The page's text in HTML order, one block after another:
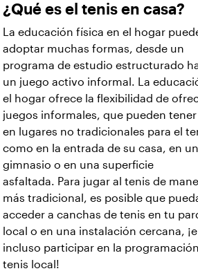
¿Qué es el tenis en casa?
La educación física en el hogar
adoptar muchas formas, desde un
programa de estudio estructurado
un juego activo informal. La
el hogar ofrece la flexibilidad de
juegos informales, que pueden
en lugares no tradicionales para el
como en la entrada de su casa, en un
gimnasio o en una superficie
asfaltada. Para jugar al tenis de
más tradicional, es posible que
acceder a canchas de tenis en tu
local o en una instalación cercana, ¡e
incluso participar en la
tenis local!